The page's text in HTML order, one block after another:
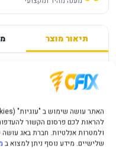
להראות לכם פרסום הקשור
שלישיים. מידע נוסף ניתן למצוא ב
תיאור מוצר
מפרט
PLAYSTATION
פרטי המוצר יעודכנו בקרוב.